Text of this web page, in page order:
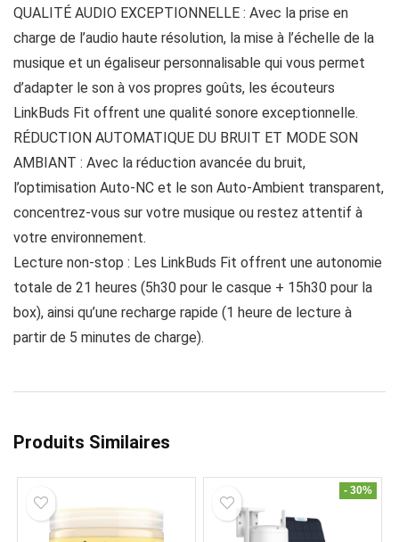
QUALITÉ AUDIO EXCEPTIONNELLE : Avec la prise en
charge de l’audio haute résolution, la mise à l’échelle de la
musique et un égaliseur personnalisable qui vous permet
d’adapter le son à vos propres goûts, les écouteurs
LinkBuds Fit offrent une qualité sonore exceptionnelle.
RÉDUCTION AUTOMATIQUE DU BRUIT ET MODE SON
AMBIANT : Avec la réduction avancée du bruit,
l’optimisation Auto-NC et le son Auto-Ambient transparent,
concentrez-vous sur votre musique ou restez attentif à
votre environnement.
Lecture non-stop : Les LinkBuds Fit offrent une autonomie
totale de 21 heures (5h30 pour le casque + 15h30 pour la
box), ainsi qu’une recharge rapide (1 heure de lecture à
partir de 5 minutes de charge).
Produits Similaires
- 30%